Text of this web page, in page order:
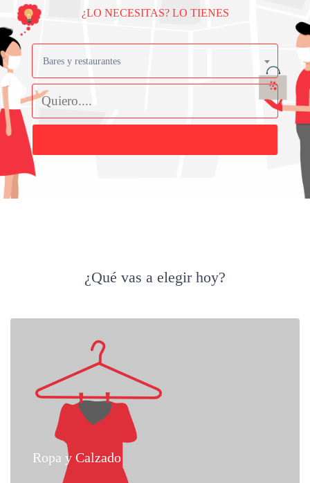
¿LO NECESITAS? LO TIENES
Bares y restaurantes
¿Qué vas a elegir hoy?
Ropa y Calzado